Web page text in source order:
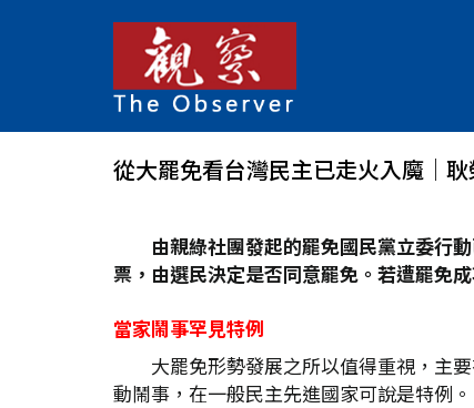
從大罷免看台灣民主已走火入魔│耿
由親綠社團發起的罷免國民黨立委行
票，由選民決定是否同意罷免。若遭罷免
當家鬧事罕見特例
大罷免形勢發展之所以值得重視，主
動鬧事，在一般民主先進國家可說是特例。